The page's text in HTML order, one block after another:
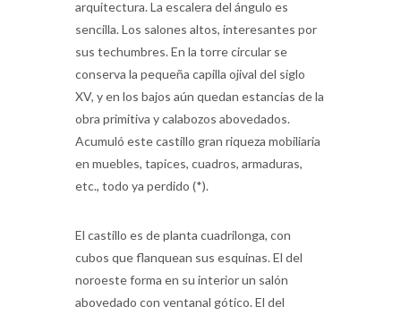
sencilla. Los salones altos, interesantes por
sus techumbres. En la torre circular se
conserva la pequeña capilla ojival del siglo
XV, y en los bajos aún quedan estancias de la
obra primitiva y calabozos abovedados.
Acumuló este castillo gran riqueza mobiliaria
en muebles, tapices, cuadros, armaduras,
etc., todo ya perdido (*).
cubos que flanquean sus esquinas. El del
noroeste forma en su interior un salón
abovedado con ventanal gótico. El del
sudoeste es una torre cuadrada. Entre estas